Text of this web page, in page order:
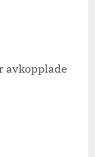
avkopplade